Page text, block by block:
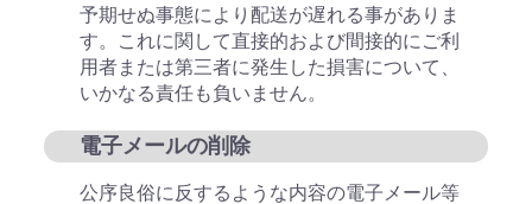
予期せぬ事態により配送が遅れる事がありま
す。これに関して直接的および間接的にご利
用者または第三者に発生した損害について、
いかなる責任も負いません。
電子メールの削除
公序良俗に反するような内容の電子メール等